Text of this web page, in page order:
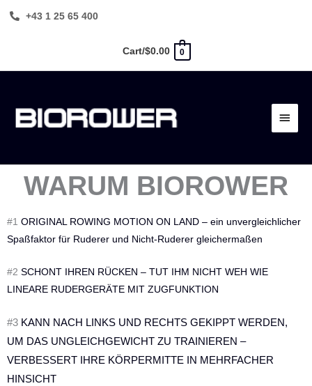
+43 1 25 65 400
Cart/$0.00 0
WARUM BIOROWER
#1 ORIGINAL ROWING MOTION ON LAND – ein unvergleichlicher
Spaßfaktor für Ruderer und Nicht-Ruderer gleichermaßen
#2 SCHONT IHREN RÜCKEN – TUT IHM NICHT WEH WIE
LINEARE RUDERGERÄTE MIT ZUGFUNKTION
#3 KANN NACH LINKS UND RECHTS GEKIPPT WERDEN,
UM DAS UNGLEICHGEWICHT ZU TRAINIEREN –
VERBESSERT IHRE KÖRPERMITTE IN MEHRFACHER
HINSICHT